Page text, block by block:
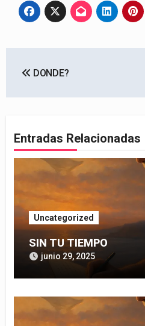
de
DONDE?
Entradas Relacionadas
Uncategorized
SIN TU TIEMPO
junio 29, 2025